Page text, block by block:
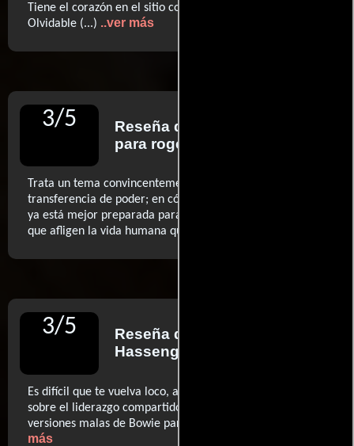
Tiene el corazón en el sitio correcto...pero poco más (...)
Olvidable (...) ..ver más
3/5 Reseña de
para rogerebert.com
Trata un tema convincentemente centrado en la
transferencia de poder; en cómo la próxima generación
ya está mejor preparada para luchar contra los males
que afligen la vida humana que nosotros. (...)
3/5 Reseña de
Hassenger
Es difícil que te vuelva loco, aunque parezca un seminario
sobre el liderazgo compartido u ofrezca mútiples
versiones malas de Bowie para justificar su título
más